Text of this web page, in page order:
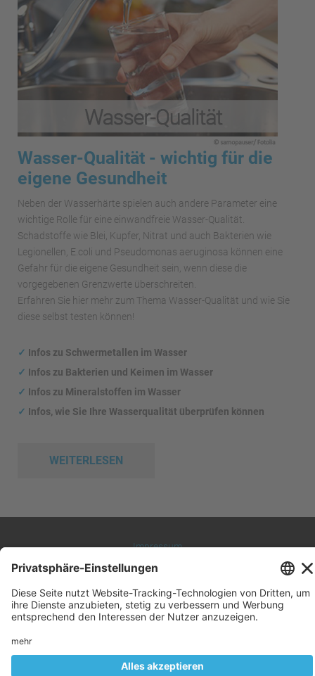
Wasser-Qualität - wichtig für die
eigene Gesundheit
Neben der Wasserhärte spielen auch andere Parameter eine
wichtige Rolle für eine einwandfreie Wasser-Qualität.
Schadstoffe wie Blei, Kupfer, Nitrat und auch Bakterien wie
Legionellen, E.coli und Pseudomonas aeruginosa können eine
Gefahr für die eigene Gesundheit sein, wenn diese die
vorgegebenen Grenzwerte überschreiten.
Erfahren Sie hier mehr zum Thema Wasser-Qualität und wie Sie
diese selbst testen können!
✓ Infos zu Schwermetallen im Wasser
✓ Infos zu Bakterien und Keimen im Wasser
✓ Infos zu Mineralstoffen im Wasser
✓ Infos, wie Sie Ihre Wasserqualität überprüfen können
WEITERLESEN
Impressum